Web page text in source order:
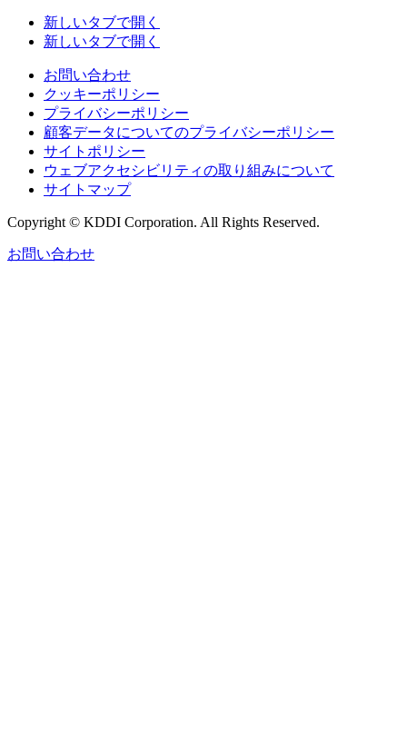
新しいタブで開く
新しいタブで開く
お問い合わせ
クッキーポリシー
プライバシーポリシー
顧客データについてのプライバシーポリシー
サイトポリシー
ウェブアクセシビリティの取り組みについて
サイトマップ
Copyright © KDDI Corporation. All Rights Reserved.
お問い合わせ